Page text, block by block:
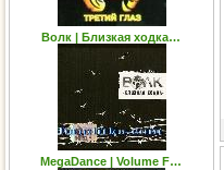
Волк | Близкая ходка…
MegaDance | Volume F…